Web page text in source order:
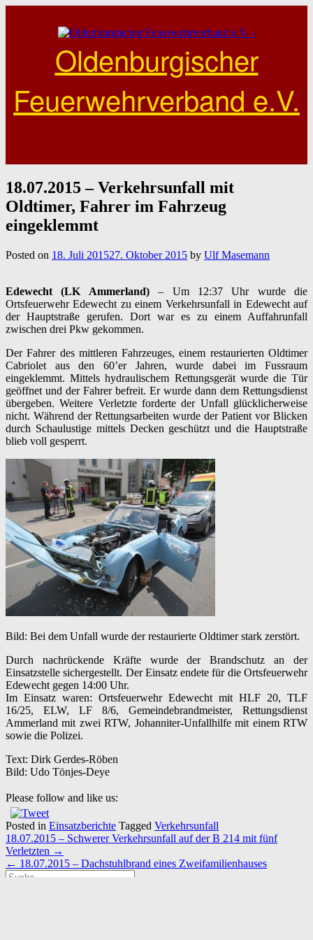
Oldenburgischer
Feuerwehrverband e.V.
18.07.2015 – Verkehrsunfall mit
Oldtimer, Fahrer im Fahrzeug
eingeklemmt
Posted on 18. Juli 201527. Oktober 2015 by Ulf Masemann
Edewecht (LK Ammerland)– Um 12:37 Uhr wurde die
Ortsfeuerwehr Edewecht zu einem Verkehrsunfall in Edewecht auf
der Hauptstraße gerufen. Dort war es zu einem Auffahrunfall
zwischen drei Pkw gekommen.
Der Fahrer des mittleren Fahrzeuges, einem restaurierten Oldtimer
Cabriolet aus den 60’er Jahren, wurde dabei im Fussraum
eingeklemmt. Mittels hydraulischem Rettungsgerät wurde die Tür
geöffnet und der Fahrer befreit. Er wurde dann dem Rettungsdienst
übergeben. Weitere Verletzte forderte der Unfall glücklicherweise
nicht. Während der Rettungsarbeiten wurde der Patient vor Blicken
durch Schaulustige mittels Decken geschützt und die Hauptstraße
blieb voll gesperrt.
Bild: Bei dem Unfall wurde der restaurierte Oldtimer stark zerstört.
Durch nachrückende Kräfte wurde der Brandschutz an der
Einsatzstelle sichergestellt. Der Einsatz endete für die Ortsfeuerwehr
Edewecht gegen 14:00 Uhr.
Im Einsatz waren: Ortsfeuerwehr Edewecht mit HLF 20, TLF
16/25, ELW, LF 8/6, Gemeindebrandmeister, Rettungsdienst
Ammerland mit zwei RTW, Johanniter-Unfallhilfe mit einem RTW
sowie die Polizei.
Text: Dirk Gerdes-Röben
Bild: Udo Tönjes-Deye
Please follow and like us:
Posted in Einsatzberichte Tagged Verkehrsunfall
Post
navigation
18.07.2015 – Schwerer Verkehrsunfall auf der B 214 mit fünf
Verletzten →
← 18.07.2015 – Dachstuhlbrand eines Zweifamilienhauses